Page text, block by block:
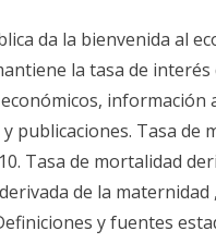
da la bienvenida al
la tasa de
información
publicaciones. Tasa de
Tasa de mortalidad
de la
y fuentes